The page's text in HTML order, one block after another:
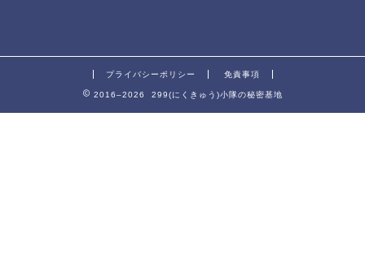
プライバシーポリシー 免責事項
2016–2026 299(にくきゅう)小隊の秘密基地